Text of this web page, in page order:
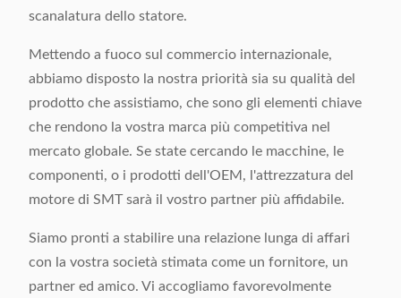
scanalatura dello statore.
Mettendo a fuoco sul commercio internazionale,
abbiamo disposto la nostra priorità sia su qualità del
prodotto che assistiamo, che sono gli elementi chiave
che rendono la vostra marca più competitiva nel
mercato globale. Se state cercando le macchine, le
componenti, o i prodotti dell'OEM, l'attrezzatura del
motore di SMT sarà il vostro partner più affidabile.
Siamo pronti a stabilire una relazione lunga di affari
con la vostra società stimata come un fornitore, un
partner ed amico. Vi accogliamo favorevolmente